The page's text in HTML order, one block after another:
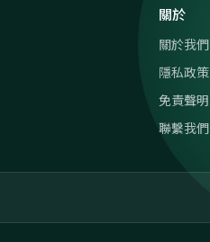
關於
關於我們
隱私政策
免責聲明
聯繫我們